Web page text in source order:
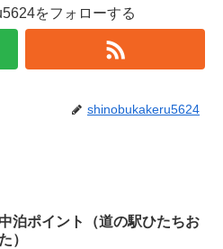
をフォローする
shinobukakeru5624
泊ポイント（道の駅ひたちお
）